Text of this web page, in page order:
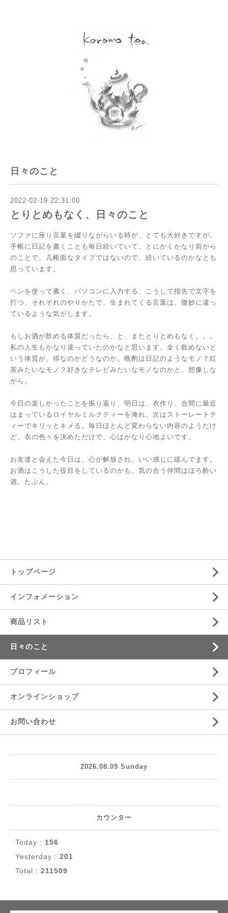
日々のこと
2022-02-19 22:31:00
とりとめもなく、日々のこと
ソファに座り言葉を綴りながらいる時が、とても大好きですが。
手帳に日記を書くことも毎日続いていて、とにかくかなり前から
のことで。几帳面なタイプではないので、続いているのかなとも
思っています。
ペンを使って書く、パソコンに入力する、こうして指先で文字を
打つ、それぞれのやりかたで、生まれてくる言葉は、微妙に違っ
ているような気がします。
もしお酒が飲める体質だったら、と、またとりとめもなく。。。
私の人生もかなり違っていたのかなと思います。全く飲めないと
いう体質が、得なのかどうなのか。晩酌は日記のようなモノ？紅
茶みたいなモノ？好きなテレビみたいなモノなのかと、想像しな
がら。
今日の楽しかったことを振り返り、明日は、衣作り、合間に最近
はまっているロイヤルミルクティーを淹れ、次はストーレートテ
ィーでキリッとキメる。毎日ほとんど変わらない内容のようだけ
ど、衣の色々を決めただけで、心はかなり心地よいです。
お友達と会えた今日は、心が解放され、いい感じに緩んでます。
お酒はこうした役目をしているのかも。気の合う仲間はほろ酔い
酒。たぶん。
トップページ
インフォメーション
商品リスト
日々のこと
プロフィール
オンラインショップ
お問い合わせ
2026.08.09 Sunday
カウンター
Today : 156
Yesterday : 201
Total : 211509